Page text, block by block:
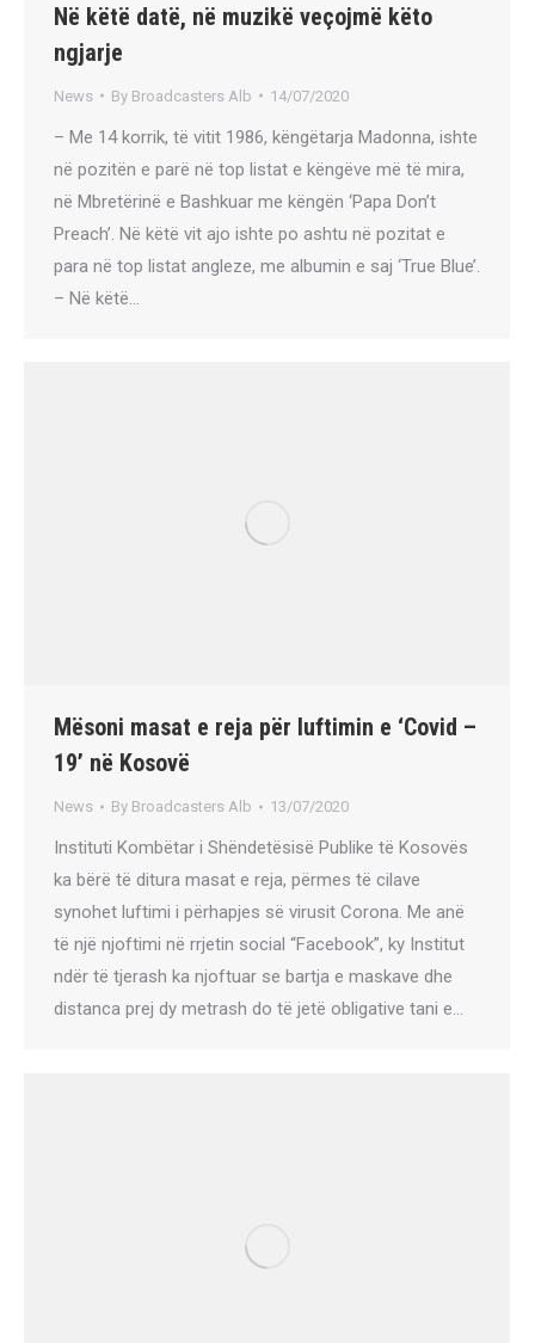
Në këtë datë, në muzikë veçojmë këto
ngjarje
News By Broadcasters Alb 14/07/2020
– Me 14 korrik, të vitit 1986, këngëtarja Madonna, ishte
në pozitën e parë në top listat e këngëve më të mira,
në Mbretërinë e Bashkuar me këngën ‘Papa Don’t
Preach’. Në këtë vit ajo ishte po ashtu në pozitat e
para në top listat angleze, me albumin e saj ‘True Blue’.
– Në këtë…
Mësoni masat e reja për luftimin e ‘Covid –
19’ në Kosovë
News By Broadcasters Alb 13/07/2020
Instituti Kombëtar i Shëndetësisë Publike të Kosovës
ka bërë të ditura masat e reja, përmes të cilave
synohet luftimi i përhapjes së virusit Corona. Me anë
të një njoftimi në rrjetin social “Facebook”, ky Institut
ndër të tjerash ka njoftuar se bartja e maskave dhe
distanca prej dy metrash do të jetë obligative tani e…